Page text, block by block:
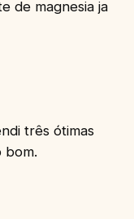
de magnesia ja
três ótimas
bom.